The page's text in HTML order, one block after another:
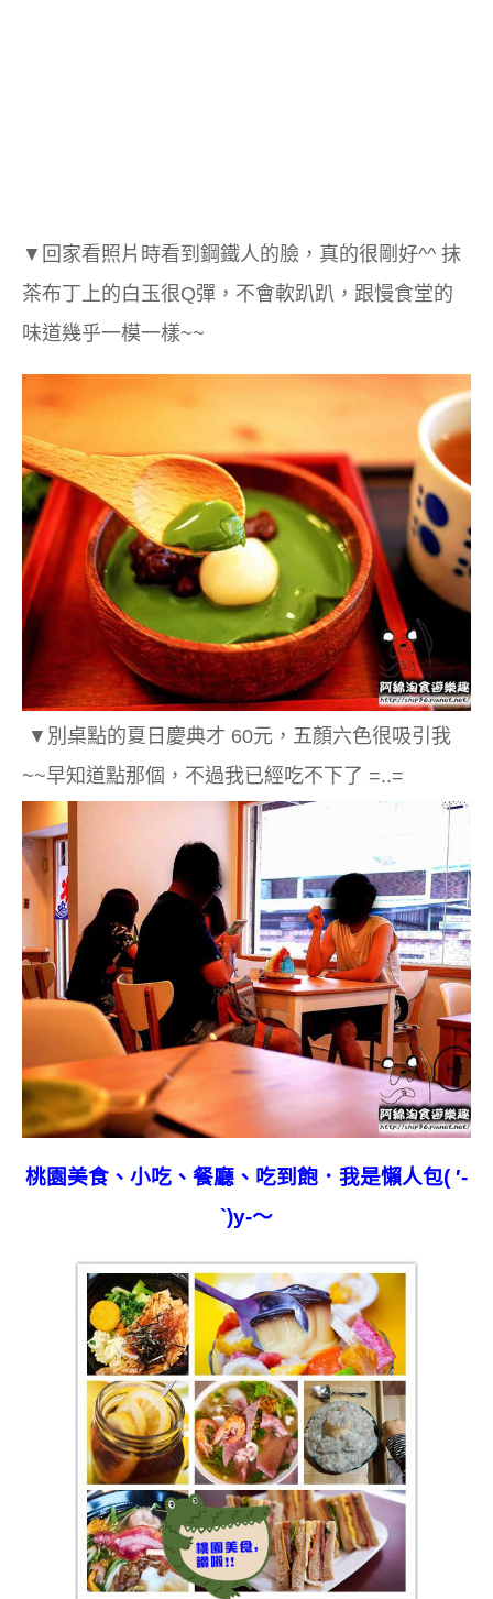
▼回家看照片時看到鋼鐵人的臉，真的很剛好^^ 抹
茶布丁上的白玉很Q彈，不會軟趴趴，跟慢食堂的
味道幾乎一模一樣~~
▼別桌點的夏日慶典才 60元，五顏六色很吸引我
~~早知道點那個，不過我已經吃不下了 =..=
桃園美食、小吃、餐廳、吃到飽．我是懶人包( ′-
`)y-～